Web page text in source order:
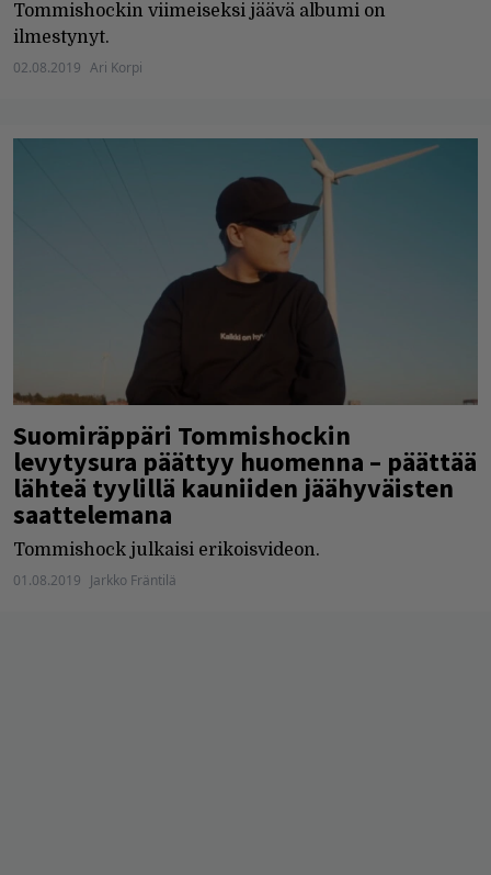
Tommishockin viimeiseksi jäävä albumi on
ilmestynyt.
02.08.2019 Ari Korpi
Suomiräppäri Tommishockin
levytysura päättyy huomenna – päättää
lähteä tyylillä kauniiden jäähyväisten
saattelemana
Tommishock julkaisi erikoisvideon.
01.08.2019 Jarkko Fräntilä